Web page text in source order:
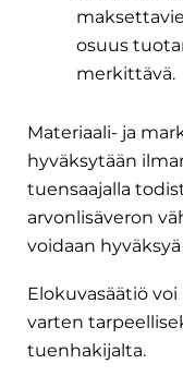
osuus
merkittävä.
Materiaali- ja
hyväksytään
tuensaajalla
arvonlisäveron
voidaan
Elokuvasäätiö
varten
tuenhakijalta.